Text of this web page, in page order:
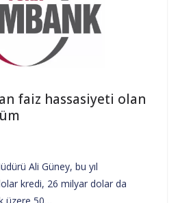
faiz hassasiyeti olan
Ali Güney, bu yıl
kredi, 26 milyar dolar da